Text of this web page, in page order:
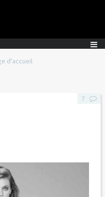
d'accueil
7